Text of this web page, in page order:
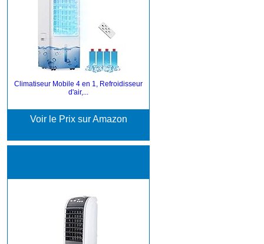
Climatiseur Mobile 4 en 1, Refroidisseur
d'air,...
Voir le Prix sur Amazon